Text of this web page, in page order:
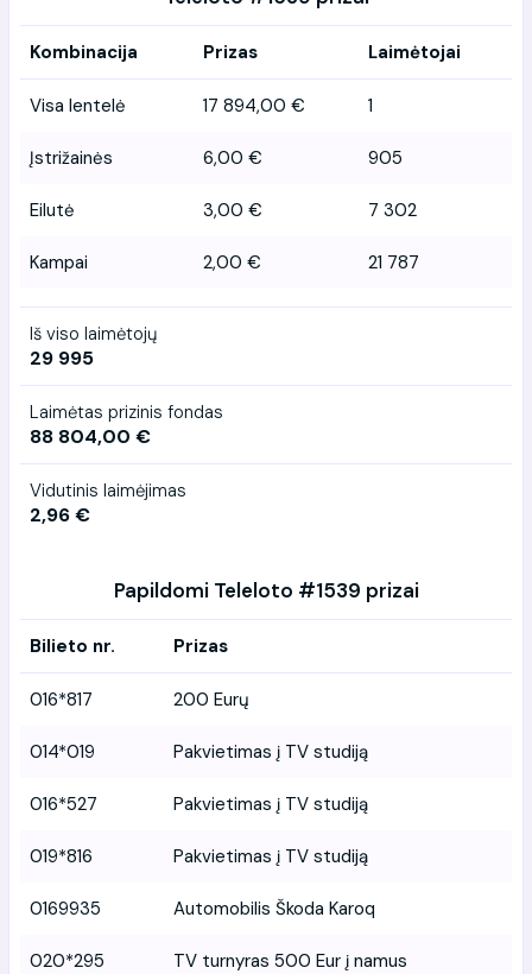
Kombinacija Prizas Laimėtojai
Visa lentelė 17 894,00 € 1
Įstrižainės 6,00 € 905
Eilutė 3,00 € 7 302
Kampai 2,00 € 21 787
Iš viso laimėtojų
29 995
Laimėtas prizinis fondas
88 804,00 €
Vidutinis laimėjimas
2,96 €
Papildomi Teleloto #1539 prizai
Bilieto nr. Prizas
016*817 200 Eurų
014*019 Pakvietimas į TV studiją
016*527 Pakvietimas į TV studiją
019*816 Pakvietimas į TV studiją
0169935 Automobilis Škoda Karoq
020*295 TV turnyras 500 Eur į namus